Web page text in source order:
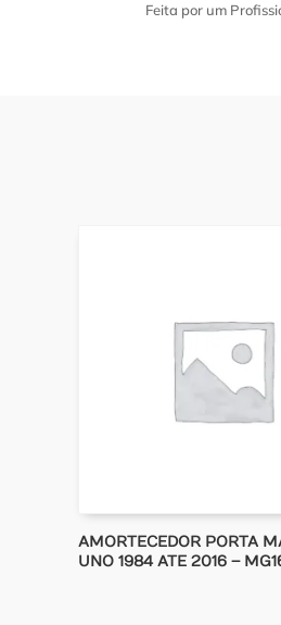
Feita por um
AMORTECEDOR PORTA
UNO 1984 ATE 2016 –